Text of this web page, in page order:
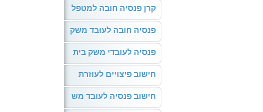
קרן פנסיה חובה למטפל
פנסיה חובה לעובד משק
פנסיה לעובדי משק בית
חישוב פיצויים לעוזרת
חישוב פנסיה לעובד מש